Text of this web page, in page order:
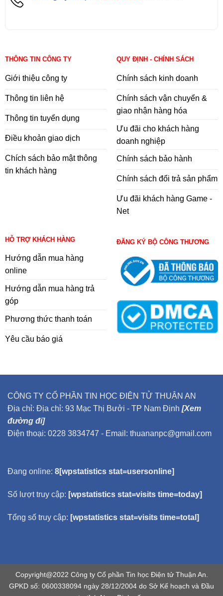
THÔNG TIN CÔNG TY
Giới thiệu công ty
Thông tin liên hệ
Thông tin tuyển dụng
Điều khoản giao dịch
Chích sách bảo mật thông
tin khách hàng
QUY ĐỊNH - CHÍNH SÁCH
Chính sách kinh doanh
Chính sách vận chuyển &
giao nhận hàng hóa
Ưu đãi cho khách hàng
doanh nghiệp
Chính sách bảo hành
Chính sách đổi trả sản phẩm
Ưu đãi khách hàng Game -
Net
HỖ TRỢ KHÁCH HÀNG
Hướng dẫn mua hàng
online
Hướng dẫn mua hàng trả
góp
Phương thức thanh toán
Yêu cầu báo giá
ĐĂNG KÝ BỘ CÔNG THƯƠNG
CÔNG TY CỔ PHẦN TIN HỌC ĐIỆN TỬ THUẬN AN
Địa chỉ: Địa chỉ: 93 Mạc Thị Bưởi - TP Nam Định [Xem
đường đi]
Điện thoại: 0228 3834747 - Email: thuananpc@gmail.com
Đang online: 8[wpstatistics stat=usersonline]
Số lượt truy cập: [wpstatistics stat=visits time=today]
Tổng số truy cập: [wpstatistics stat=visits time=total]
Copyright@2022 Công ty Cổ phần Tin học Điện tử Thuận An.
GPKD số: 0600338094 ngày 28/12/2004 do Sở Kế hoạch và Đầu